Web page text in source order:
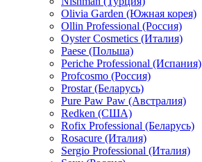
Olivia Garden (Южная корея)
Ollin Professional (Россия)
Oyster Cosmetics (Италия)
Paese (Польша)
Periche Professional (Испания)
Profcosmo (Россия)
Prostar (Беларусь)
Pure Paw Paw (Австралия)
Redken (США)
Rofix Professional (Беларусь)
Rosacure (Италия)
Sergio Professional (Италия)